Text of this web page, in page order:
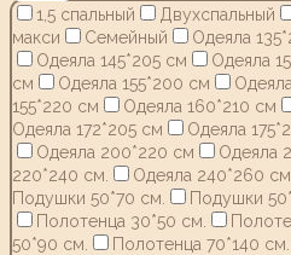
1,5 спальный
Двухспальный
макси
Семейный Одеяла
Одеяла 145*205 см
Одеяла
см
Одеяла 155*200 см
155*220 см
Одеяла 160*210 см
Одеяла 172*205 см
Одеяла
Одеяла 200*220 см
Одеяла
220*240 см.
Одеяла 240*260 см.
Подушки 50*70 см.
Подушки
Полотенца 30*50 см.
50*90 см.
Полотенца 70*140 см.